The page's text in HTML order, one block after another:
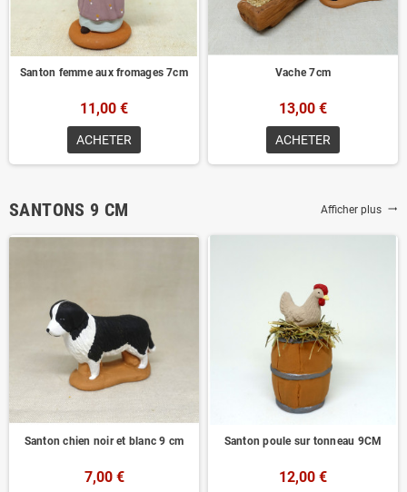
Santon femme aux fromages 7cm
11,00 €
ACHETER
Vache 7cm
13,00 €
ACHETER
SANTONS 9 CM Afficher plus trending_flat
Santon chien noir et blanc 9 cm
7,00 €
Santon poule sur tonneau 9CM
12,00 €